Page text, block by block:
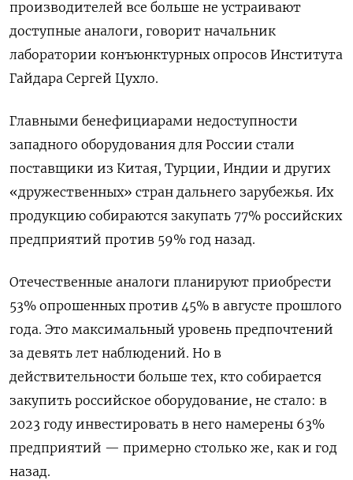
производителей все больше не устраивают
доступные аналоги, говорит начальник
лаборатории конъюнктурных опросов Института
Гайдара Сергей Цухло.
Главными бенефициарами недоступности
западного оборудования для России стали
поставщики из Китая, Турции, Индии и других
«дружественных» стран дальнего зарубежья. Их
продукцию собираются закупать 77% российских
предприятий против 59% год назад.
Отечественные аналоги планируют приобрести
53% опрошенных против 45% в августе прошлого
года. Это максимальный уровень предпочтений
за девять лет наблюдений. Но в
действительности больше тех, кто собирается
закупить российское оборудование, не стало: в
2023 году инвестировать в него намерены 63%
предприятий — примерно столько же, как и год
назад.